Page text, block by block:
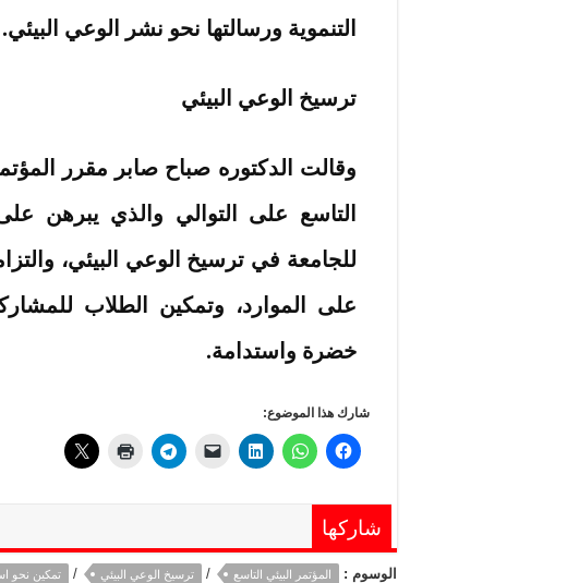
التنموية ورسالتها نحو نشر الوعي البيئي.
ترسيخ الوعي البيئي
وقالت الدكتوره صباح صابر مقرر
التاسع على التوالي والذي يبرهن
للجامعة في ترسيخ الوعي البيئي،
على الموارد، وتمكين الطلاب
خضرة واستدامة.
شارك هذا الموضوع:
شاركها
الوسوم : المؤتمر البيئي التاسع / ترسيخ الوعي البيئي / تمكين نحو